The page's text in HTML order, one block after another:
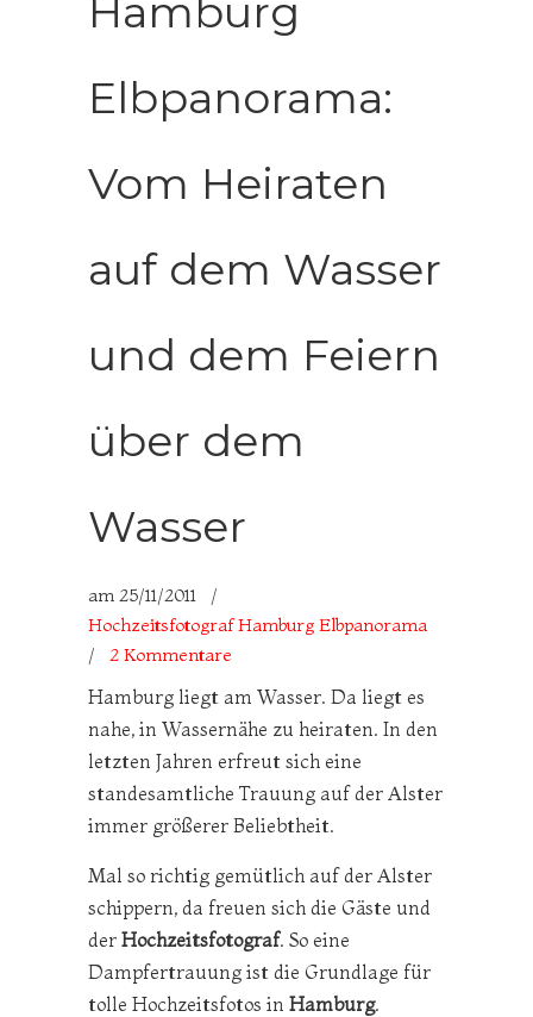
Hamburg
Elbpanorama:
Vom Heiraten
auf dem Wasser
und dem Feiern
über dem
Wasser
am 25/11/2011
/
Hochzeitsfotograf Hamburg Elbpanorama
/ 2 Kommentare
Hamburg liegt am Wasser. Da liegt es
nahe, in Wassernähe zu heiraten. In den
letzten Jahren erfreut sich eine
standesamtliche Trauung auf der Alster
immer größerer Beliebtheit.
Mal so richtig gemütlich auf der Alster
schippern, da freuen sich die Gäste und
der Hochzeitsfotograf. So eine
Dampfertrauung ist die Grundlage für
tolle Hochzeitsfotos in Hamburg.